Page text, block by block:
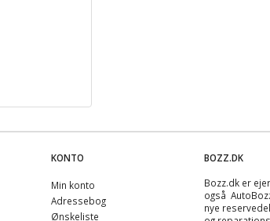
KONTO
Min konto
Adressebog
Ønskeliste
BOZZ.DK
Bozz.dk er
også
nye